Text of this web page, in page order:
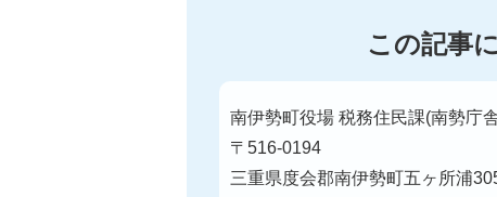
この記事
南伊勢町役場 税務住民課(南勢庁
〒516-0194
三重県度会郡南伊勢町五ヶ所浦